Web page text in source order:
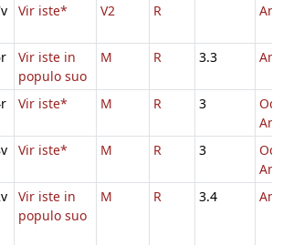
Vir iste* V2 R
Vir iste in
populo suo
M R 3.3
Vir iste* M R 3
Vir iste* M R 3
Vir iste in
populo suo
M R 3.4